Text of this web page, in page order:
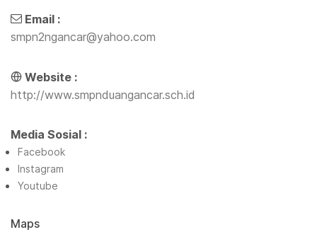
Email :
smpn2ngancar@yahoo.com
Website :
http://www.smpnduangancar.sch.id
Media Sosial :
Facebook
Instagram
Youtube
Maps